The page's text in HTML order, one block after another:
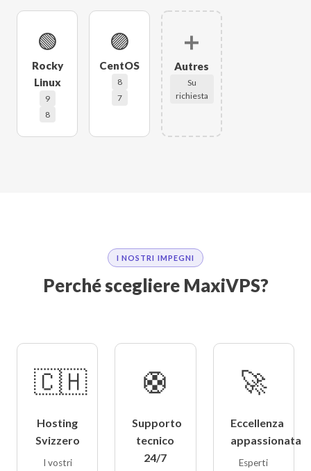
🟢
Rocky
Linux
9
8
🟣
CentOS
8
7
➕
Autres
Su
richiesta
I NOSTRI IMPEGNI
Perché scegliere MaxiVPS?
🇨🇭
Hosting
Svizzero
I vostri
🛟
Supporto
tecnico
24/7
🚀
Eccellenza
appassionata
Esperti